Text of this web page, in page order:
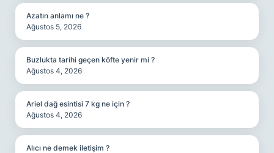
Azatın anlamı ne ?
Ağustos 5, 2026
Buzlukta tarihi geçen köfte yenir mi ?
Ağustos 4, 2026
Ariel dağ esintisi 7 kg ne için ?
Ağustos 4, 2026
Alıcı ne demek iletişim ?